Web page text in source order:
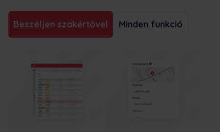
Beszéljen szakértővel Minden funkció